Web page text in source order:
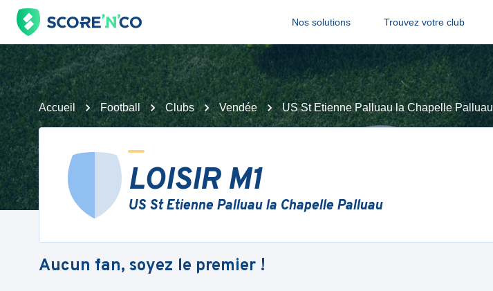
Nos solutions Trouvez votre club
Accueil Football Clubs Vendée US St Etienne Palluau la Chapelle Palluau
LOISIR M1
US St Etienne Palluau la Chapelle Palluau
Aucun fan, soyez le premier !